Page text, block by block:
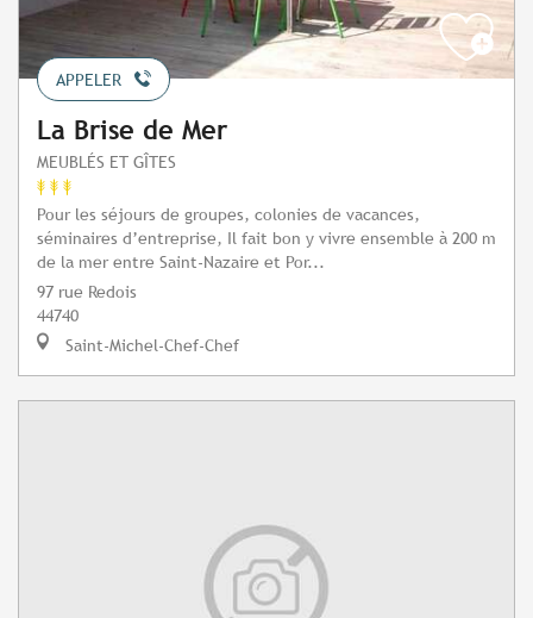
APPELER
La Brise de Mer
MEUBLÉS ET GÎTES
Pour les séjours de groupes, colonies de vacances,
séminaires d’entreprise, Il fait bon y vivre ensemble à 200 m
de la mer entre Saint-Nazaire et Por...
97 rue Redois
44740
Saint-Michel-Chef-Chef